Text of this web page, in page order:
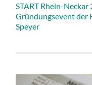
START Rhein-
Gründungsevent der
Speyer